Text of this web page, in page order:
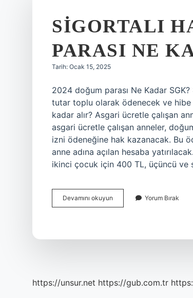
SIGORTALI
PARASI NE
Tarih: Ocak 15, 2025
2024 doğum parası Ne Kadar
tutar toplu olarak ödenecek ve hibe
kadar alır? Asgari ücretle çalışan
asgari ücretle çalışan anneler,
izni ödeneğine hak kazanacak. Bu
anne adına açılan hesaba
ikinci çocuk için 400 TL, üçüncü
Devamını okuyun Sigortalı
Hamile
Yorum Bırak
https://unsur.net https://gub.com.tr